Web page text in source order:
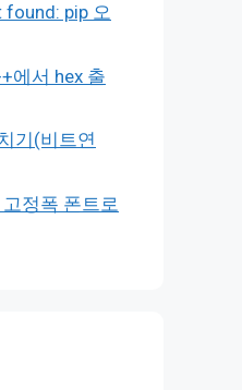
found: pip 오
에서 hex 출
기(비트연
정폭 폰트로